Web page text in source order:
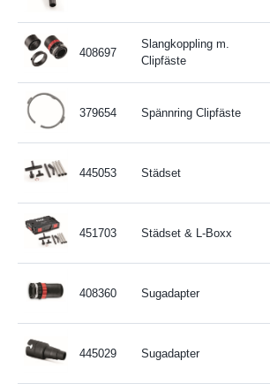
408697
Slangkoppling m.
Clipfäste
379654 Spännring Clipfäste
445053 Städset
451703 Städset & L-Boxx
408360 Sugadapter
445029 Sugadapter